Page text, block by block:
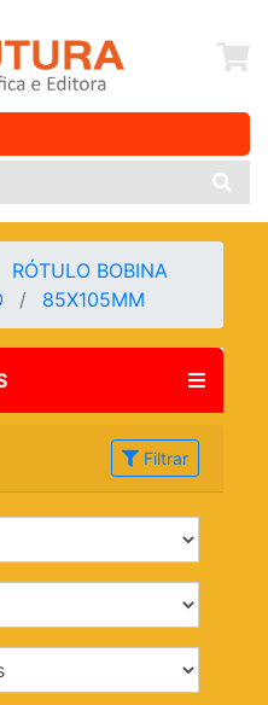
RÓTULO BOBINA
85X105MM
Filtrar